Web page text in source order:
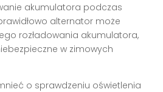
akumulatora podczas
alternator może
rozładowania akumulatora,
w zimowych
o sprawdzeniu oświetlenia